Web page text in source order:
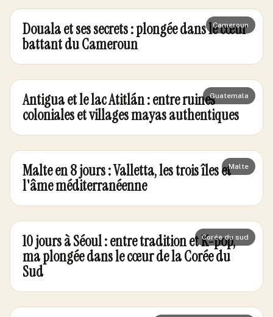
Cameroun
Douala et ses secrets : plongée dans le cœur
battant du Cameroun
Guatemala
Antigua et le lac Atitlán : entre ruines
coloniales et villages mayas authentiques
Malte
Malte en 8 jours : Valletta, les trois îles et
l'âme méditerranéenne
Corée du sud
10 jours à Séoul : entre tradition et K-pop,
ma plongée dans le cœur de la Corée du
Sud